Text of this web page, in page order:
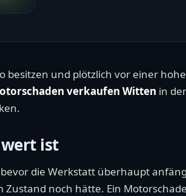
besitzen und plötzlich vor einer
verkaufen Witten in
ist
die Werkstatt überhaupt
noch hätte. Ein